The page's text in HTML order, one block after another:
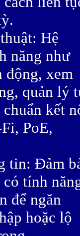
Hệ
năng như
động, xem
quản lý
kết
PoE,
tin: Đảm
có tính
để ngăn
hoặc lộ